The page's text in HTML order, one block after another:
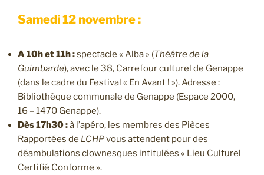
Samedi 12 novembre :
A 10h et 11h :spectacle « Alba » (Théâtre de la
Guimbarde), avec le 38, Carrefour culturel de Genappe
(dans le cadre du Festival « En Avant ! »). Adresse :
Bibliothèque communale de Genappe (Espace 2000,
16 – 1470 Genappe).
Dès 17h30 :à l’apéro, les membres des Pièces
Rapportées de LCHPvous attendent pour des
déambulations clownesques intitulées « Lieu Culturel
Certifié Conforme ».